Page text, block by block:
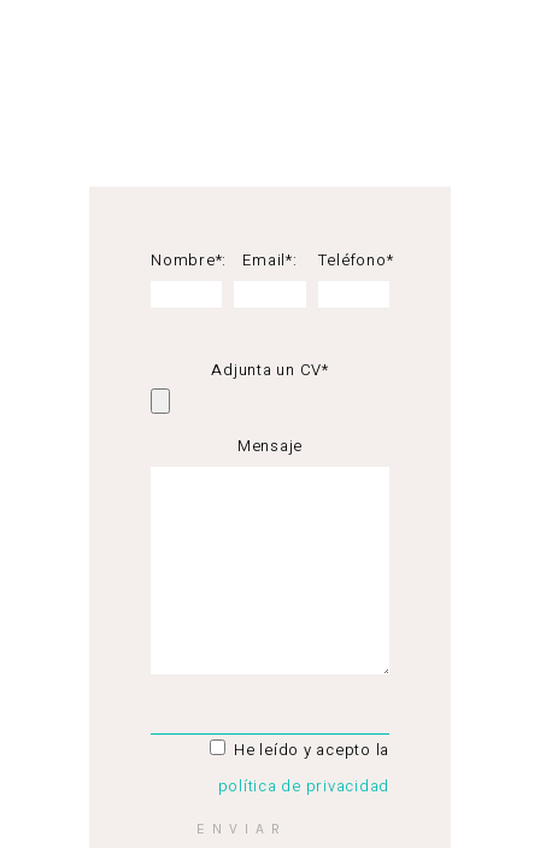
Nombre*: Email*: Teléfono*
Adjunta un CV*
Mensaje
He leído y acepto la
política de privacidad